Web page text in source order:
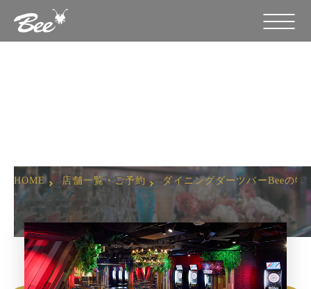
HOME 店舗一覧・ご予約 ダイニングダーツバーBeeの特